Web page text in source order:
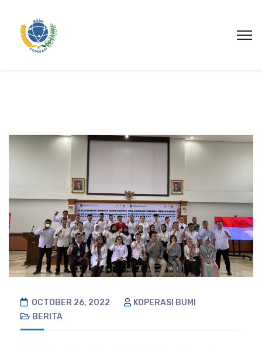
OCTOBER 26, 2022
KOPERASI BUMI
BERITA